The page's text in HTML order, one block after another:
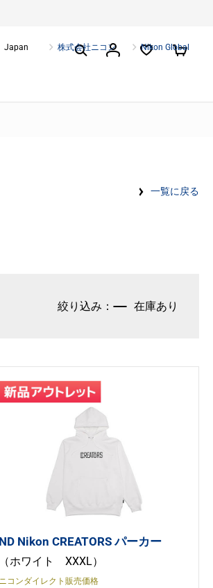
株式会社ニコン Nikon Global
一覧に戻る
在庫あり
ND Nikon CREATORS パーカー
（ホワイト XXXL）
ニコンダイレクト販売価格